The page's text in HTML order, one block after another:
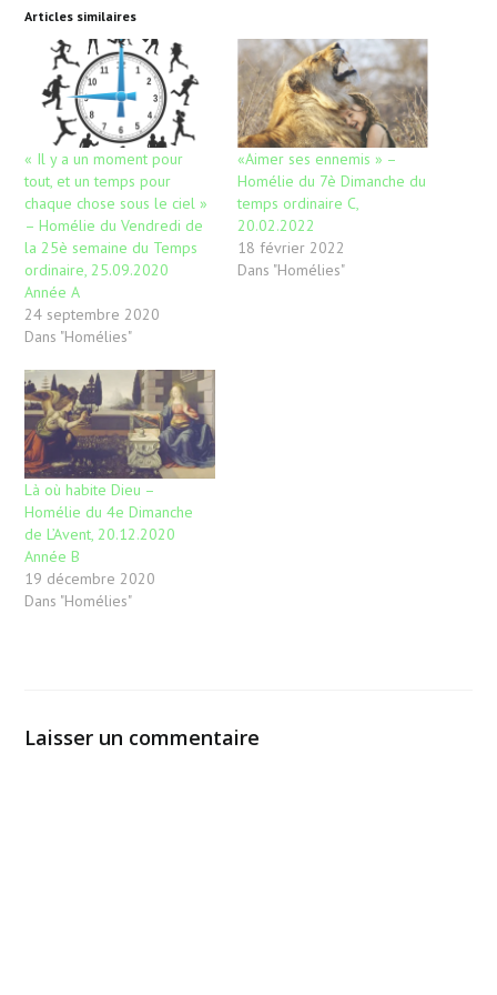
Articles similaires
« Il y a un moment pour
tout, et un temps pour
chaque chose sous le ciel »
– Homélie du Vendredi de
la 25è semaine du Temps
ordinaire, 25.09.2020
Année A
24 septembre 2020
Dans "Homélies"
«Aimer ses ennemis » –
Homélie du 7è Dimanche du
temps ordinaire C,
20.02.2022
18 février 2022
Dans "Homélies"
Là où habite Dieu –
Homélie du 4e Dimanche
de L’Avent, 20.12.2020
Année B
19 décembre 2020
Dans "Homélies"
Laisser un commentaire